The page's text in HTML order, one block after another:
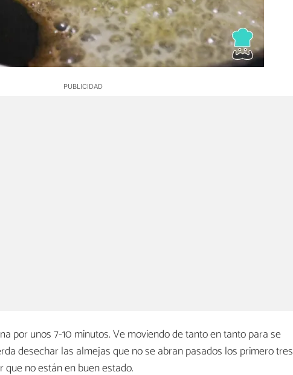
por unos 7-10 minutos. Ve moviendo de tanto en tanto para se
desechar las almejas que no se abran pasados los primero tres
no están en buen estado.